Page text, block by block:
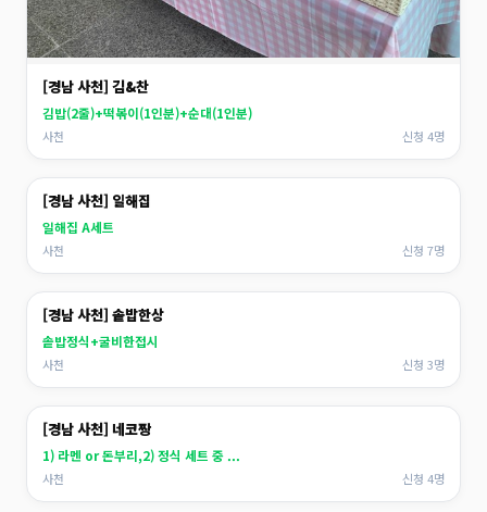
[경남 사천] 김&찬
김밥(2줄)+떡볶이(1인분)+순대(1인분)
사천 신청 4명
[경남 사천] 일해집
일해집 A세트
사천 신청 7명
[경남 사천] 솥밥한상
솥밥정식+굴비한접시
사천 신청 3명
[경남 사천] 네코짱
1) 라멘 or 돈부리,2) 정식 세트 중 ...
사천 신청 4명